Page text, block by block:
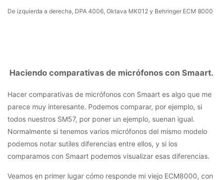
De izquierda a derecha, DPA 4006, Oktava MK012 y Behringer ECM 8000
Haciendo comparativas de micrófonos con Smaart.
Hacer comparativas de micrófonos con Smaart es algo que me
parece muy interesante. Podemos comparar, por ejemplo, si
todos nuestros SM57, por poner un ejemplo, suenan igual.
Normalmente si tenemos varios micrófonos del mismo modelo
podemos notar sutiles diferencias entre ellos, y si los
comparamos con Smaart podemos visualizar esas diferencias.
Veamos en primer lugar cómo responde mi viejo ECM8000, con